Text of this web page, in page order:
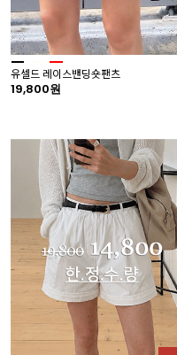
유셀드 레이스밴딩숏팬츠
19,800원